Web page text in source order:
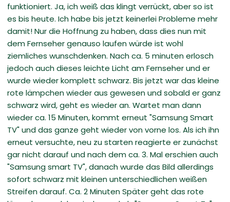
funktioniert. Ja, ich weiß das klingt verrückt, aber so ist
es bis heute. Ich habe bis jetzt keinerlei Probleme mehr
damit! Nur die Hoffnung zu haben, dass dies nun mit
dem Fernseher genauso laufen würde ist wohl
ziemliches wunschdenken. Nach ca. 5 minuten erlosch
jedoch auch dieses leichte Licht am Fernseher und er
wurde wieder komplett schwarz. Bis jetzt war das kleine
rote lämpchen wieder aus gewesen und sobald er ganz
schwarz wird, geht es wieder an. Wartet man dann
wieder ca. 15 Minuten, kommt erneut "Samsung Smart
TV" und das ganze geht wieder von vorne los. Als ich ihn
erneut versuchte, neu zu starten reagierte er zunächst
gar nicht darauf und nach dem ca. 3. Mal erschien auch
"Samsung smart TV", danach wurde das Bild allerdings
sofort schwarz mit kleinen unterschiedlichen weißen
Streifen darauf. Ca. 2 Minuten Später geht das rote